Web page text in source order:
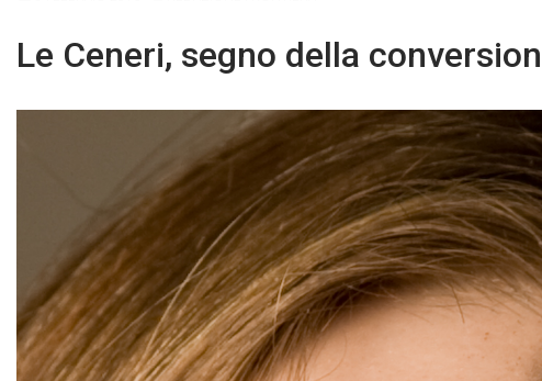
Le Ceneri, segno della